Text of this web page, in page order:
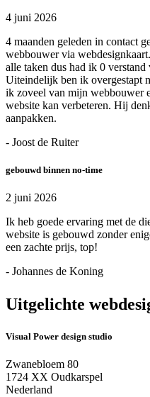
4 juni 2026
4 maanden geleden in contact
webbouwer via
alle taken dus had ik 0 verstand
Uiteindelijk ben ik overgestapt
ik zoveel van mijn webbouwer
website kan verbeteren. Hij
aanpakken.
- Joost de Ruiter
gebouwd binnen no-time
2 juni 2026
Ik heb goede ervaring met de
website is gebouwd zonder
een zachte prijs, top!
- Johannes de Koning
Uitgelichte
Visual Power design studio
Zwanebloem 80
1724 XX Oudkarspel
Nederland